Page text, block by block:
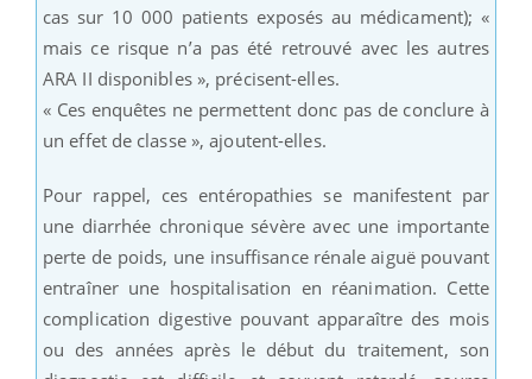
cas sur 10 000 patients exposés au médicament); «
mais ce risque n’a pas été retrouvé avec les autres
ARA II disponibles », précisent-elles.
« Ces enquêtes ne permettent donc pas de conclure à
un effet de classe », ajoutent-elles.
Pour rappel, ces entéropathies se manifestent par
une diarrhée chronique sévère avec une importante
perte de poids, une insuffisance rénale aiguë pouvant
entraîner une hospitalisation en réanimation. Cette
complication digestive pouvant apparaître des mois
ou des années après le début du traitement, son